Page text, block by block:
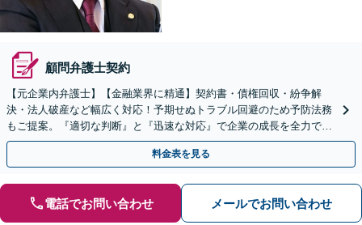
顧問弁護士契約
【元企業内弁護士】【金融業界に精通】契約書・債権回収・紛争解
決・法人破産など幅広く対応！予期せぬトラブル回避のため予防法務
もご提案。『適切な判断』と『迅速な対応』で企業の成長を全力でサ
ポート【他士業連携】【ワンストップサービスの提供】
料金表を見る
電話でお問い合わせ メールでお問い合わせ